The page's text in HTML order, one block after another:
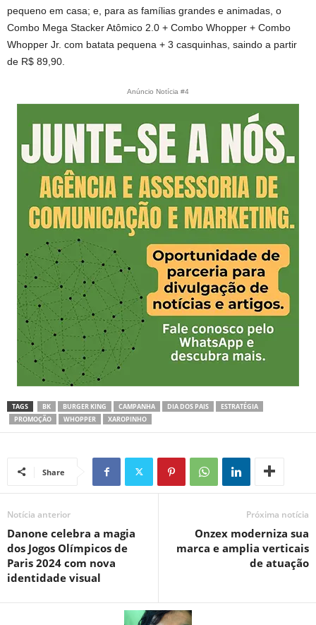
pequeno em casa; e, para as famílias grandes e animadas, o
Combo Mega Stacker Atômico 2.0 + Combo Whopper + Combo
Whopper Jr. com batata pequena + 3 casquinhas, saindo a partir
de R$ 89,90.
Anúncio Notícia #4
TAGS BK BURGER KING CAMPANHA DIA DOS PAIS
ESTRATÉGIA
PROMOÇÃO
WHOPPER XAROPINHO
Share
Notícia anterior
Danone celebra a magia
dos Jogos Olímpicos de
Paris 2024 com nova
identidade visual
Próxima notícia
Onzex moderniza sua
marca e amplia verticais
de atuação